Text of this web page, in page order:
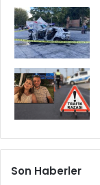
Son Haberler